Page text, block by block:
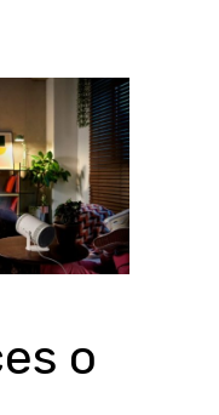
o